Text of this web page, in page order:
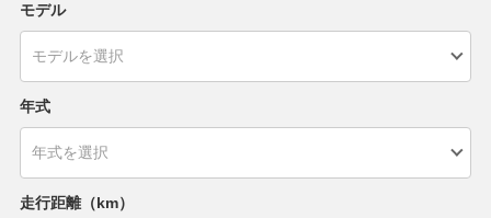
モデル
年式
走行距離（km）